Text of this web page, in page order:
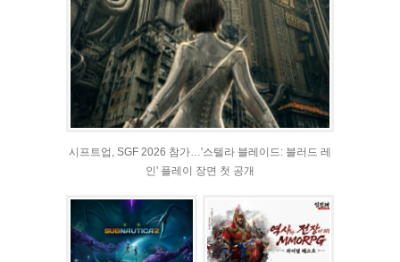
시프트업, SGF 2026 참가…'스텔라 블레이드: 블러드 레
인' 플레이 장면 첫 공개